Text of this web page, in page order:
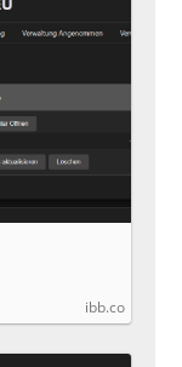
ibb.co